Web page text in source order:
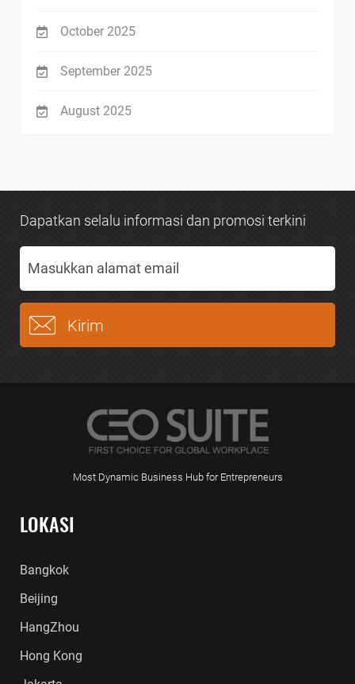
October 2025
September 2025
August 2025
Dapatkan selalu informasi dan promosi terkini
Most Dynamic Business Hub for Entrepreneurs
LOKASI
Bangkok
Beijing
HangZhou
Hong Kong